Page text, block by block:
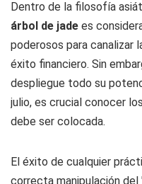
Dentro de la filosofía
árbol de jade es
poderosos para canalizar
éxito financiero. Sin
despliegue todo su
julio, es crucial conocer
debe ser colocada.
El éxito de cualquier
correcta manipulación del